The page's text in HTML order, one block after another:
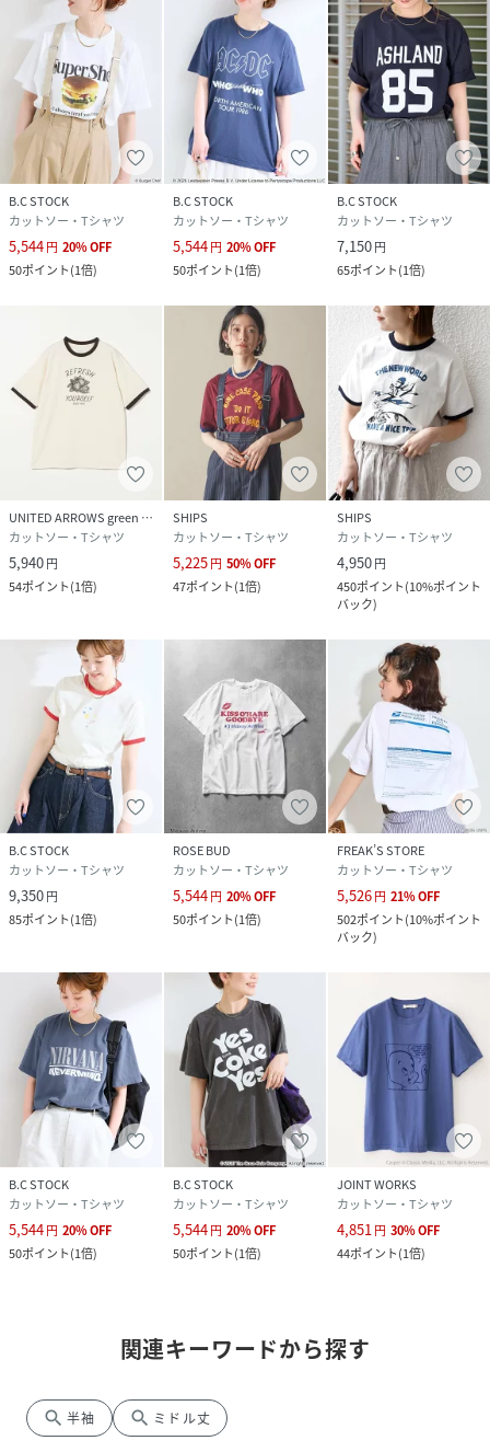
B.C STOCK
カットソー・Tシャツ
5,544円 20%OFF
50ポイント(1倍)
B.C STOCK
カットソー・Tシャツ
5,544円 20%OFF
50ポイント(1倍)
B.C STOCK
カットソー・Tシャツ
7,150円
65ポイント(1倍)
UNITED ARROWS green label relaxing
カットソー・Tシャツ
5,940円
54ポイント(1倍)
SHIPS
カットソー・Tシャツ
5,225円 50%OFF
47ポイント(1倍)
SHIPS
カットソー・Tシャツ
4,950円
450ポイント(10%ポイント
バック)
B.C STOCK
カットソー・Tシャツ
9,350円
85ポイント(1倍)
ROSE BUD
カットソー・Tシャツ
5,544円 20%OFF
50ポイント(1倍)
FREAK’S STORE
カットソー・Tシャツ
5,526円 21%OFF
502ポイント(10%ポイント
バック)
B.C STOCK
カットソー・Tシャツ
5,544円 20%OFF
50ポイント(1倍)
B.C STOCK
カットソー・Tシャツ
5,544円 20%OFF
50ポイント(1倍)
JOINT WORKS
カットソー・Tシャツ
4,851 円 30%OFF
44ポイント(1倍)
関連キーワードから探す
search 半袖 search ミドル丈